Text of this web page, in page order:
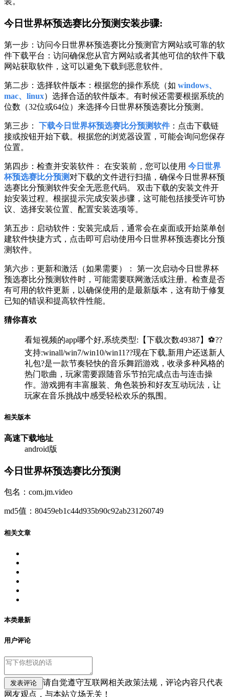
今日世界杯预选赛比分预测安装步骤:
第一步：访问今日世界杯预选赛比分预测官方网站或可靠的软
件下载平台：访问确保您从官方网站或者其他可信的软件下载
网站获取软件，这可以避免下载到恶意软件。
第二步：选择软件版本：根据您的操作系统（如 windows、
mac、linux）选择合适的软件版本。有时候还需要根据系统的
位数（32位或64位）来选择今日世界杯预选赛比分预测。
第三步： 下载今日世界杯预选赛比分预测软件：点击下载链
接或按钮开始下载。根据您的浏览器设置，可能会询问您保存
位置。
第四步：检查并安装软件： 在安装前，您可以使用 今日世界
杯预选赛比分预测 对下载的文件进行扫描，确保今日世界杯预
选赛比分预测软件安全无恶意代码。 双击下载的安装文件开
始安装过程。根据提示完成安装步骤，这可能包括接受许可协
议、选择安装位置、配置安装选项等。
第五步：启动软件：安装完成后，通常会在桌面或开始菜单创
建软件快捷方式，点击即可启动使用今日世界杯预选赛比分预
测软件。
第六步：更新和激活（如果需要）： 第一次启动今日世界杯
预选赛比分预测软件时，可能需要联网激活或注册。检查是否
有可用的软件更新，以确保使用的是最新版本，这有助于修复
已知的错误和提高软件性能。
猜你喜欢
看短视频的app哪个好,系统类型:【下载次数49387】⚽??
支持:winall/win7/win10/win11??现在下载,新用户还送新人
礼包?是一款节奏轻快的音乐舞蹈游戏，收录多种风格的
热门歌曲，玩家需要跟随音乐节拍完成点击与连击操
作。游戏拥有丰富服装、角色装扮和好友互动玩法，让
玩家在音乐挑战中感受轻松欢乐的氛围。
相关版本
高速下载地址
android版
今日世界杯预选赛比分预测
包名：com.jm.video
md5值：80459eb1c44d935b90c92ab231260749
相关文章
本类最新
用户评论
请自觉遵守互联网相关政策法规，评论内容只代表
网友观点，与本站立场无关！